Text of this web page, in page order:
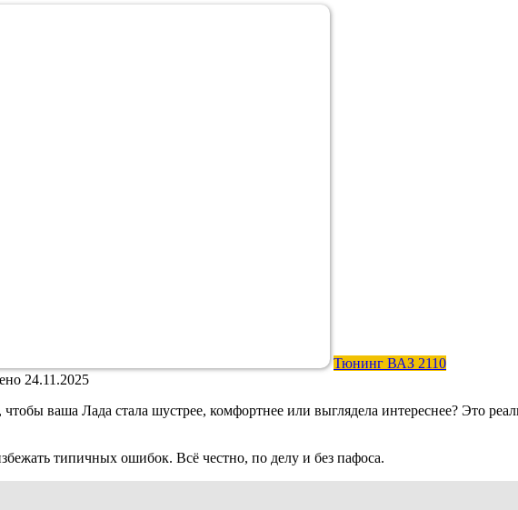
Тюнинг ВАЗ 2110
24.11.2025
ваша Лада стала шустрее, комфортнее или выглядела интереснее? Это
типичных ошибок. Всё честно, по делу и без пафоса.